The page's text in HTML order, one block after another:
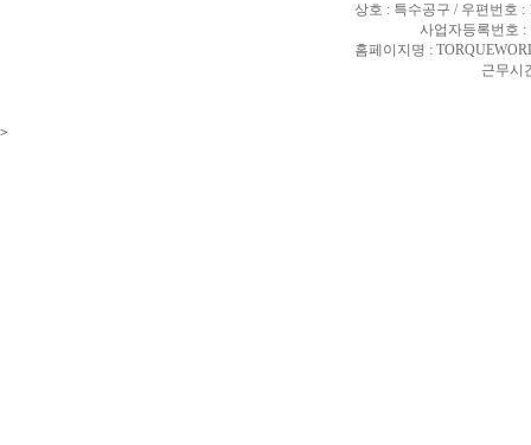
상호 : 특수공구 / 우편번호 :
사업자등록번호 :
홈페이지명 :
근무시
>